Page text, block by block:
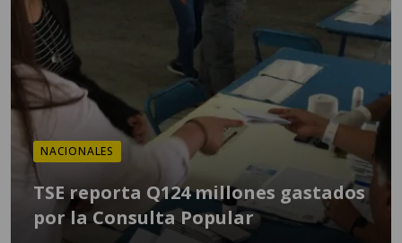
NACIONALES
TSE reporta Q124 millones gastados
por la Consulta Popular